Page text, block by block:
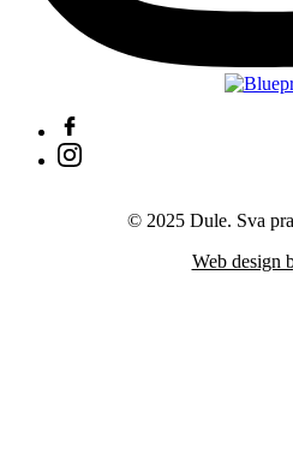
© 2025 Dule. Sva
Web design